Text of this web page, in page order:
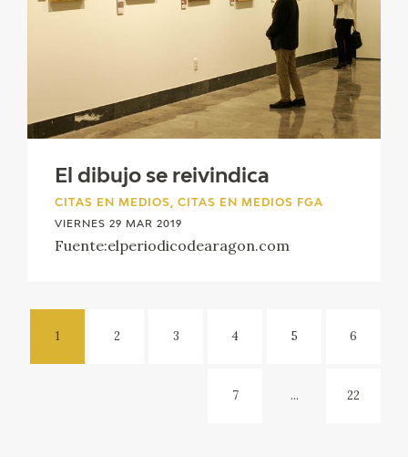
El dibujo se reivindica
CITAS EN MEDIOS, CITAS EN MEDIOS FGA
VIERNES 29 MAR 2019
Fuente:elperiodicodearagon.com
1 2 3 4 5 6
7 ... 22